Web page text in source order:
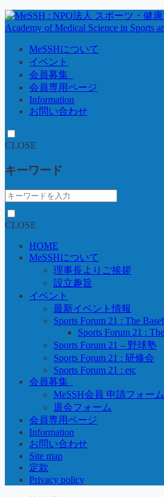
MeSSHについて
イベント
会員募集_
会員専用ページ
Information
お問い合わせ
CLOSE
キーワード
CLOSE
HOME
MeSSHについて
理事長よりご挨拶
設立趣旨
イベント
最新イベント情報
Sports Forum 21 : The
Sports Forum 21 :
Sports Forum 21 – 野球塾
Sports Forum 21 : 研修会
Sports Forum 21 : etc
会員募集_
MeSSH会員 申請フォーム
退会フォーム
会員専用ページ
Information
お問い合わせ
Site map
定款
Privacy policy